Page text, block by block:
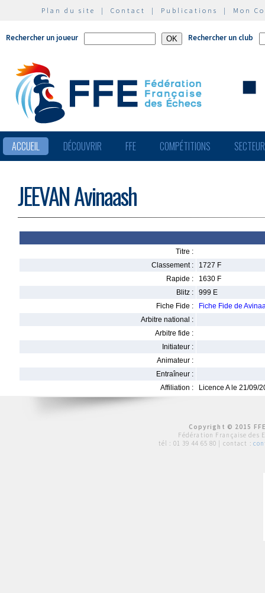
Plan du site | Contact | Publications | Mon
Rechercher un joueur Rechercher un club
ACCUEIL DÉCOUVRIR FFE COMPÉTITIONS
JEEVAN Avinaash
Titre :
Classement :
1727 F
Rapide :
1630 F
Blitz :
999 E
Fiche Fide :
Fiche Fide de
Arbitre national :
Arbitre fide :
Initiateur :
Animateur :
Entraîneur :
Affiliation :
Licence A le 21/09/
Copyright © 2015
Fédération Française des
tél : 01 39 44 65 80 | contact :